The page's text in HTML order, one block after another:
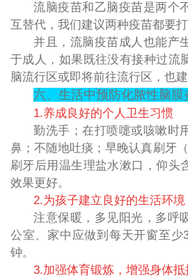
流脑疫苗和乙脑疫苗是两个
互替代，我们建议两种疫苗都要
并且，流脑疫苗成人也能产
于成人，如果既往没有接种过流
脑流行区或即将前往流行区，也
六、生活中预防化脓性脑膜
1.养成良好的个人卫生习惯
勤洗手；在打喷嚏或咳嗽时
鼻；不随地吐痰；早晚认真刷牙
刷牙后用温生理盐水漱口，仰头
效果更好。
2.为孩子建立良好的生活环境
注意保暖，多见阳光，多呼
公室、家中应做到每天开窗至少
钟。
3.加强体育锻炼，增强身体抵